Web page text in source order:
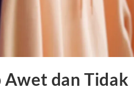
Awet dan Tidak